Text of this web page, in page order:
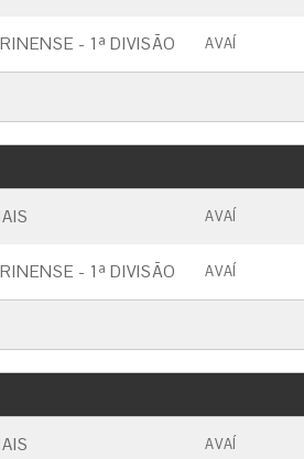
- 1ª DIVISÃO AVAÍ
AVAÍ
- 1ª DIVISÃO AVAÍ
AVAÍ